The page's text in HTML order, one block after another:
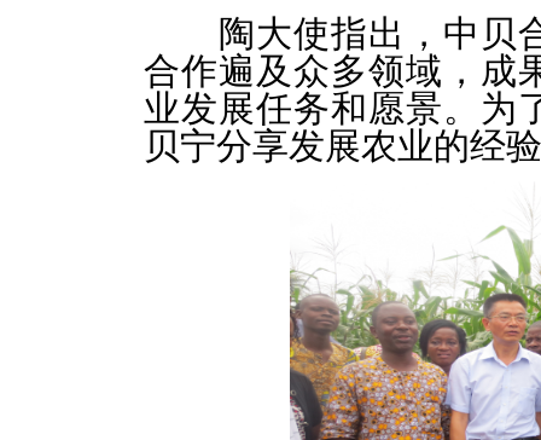
陶大使指出，中贝合
合作遍及众多领域，成
业发展任务和愿景。为
贝宁分享发展农业的经